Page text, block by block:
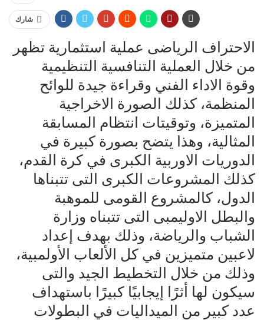
شارك
الاحتراف الرياضى عملية استثمارية تظهر
من خلال العملية التنافسية التنظيمية
وقوة الاداء الفني وقراءة جيدة للوائح
المنظمة، كذلك الصورة الاخراجية
المتميزة، وتوقيتات انتظام المسابقة
المثالية، وهذا يتضح بصورة كبيرة في
الدوريات الاوربية الكبرى في كرة القدم،
كذلك المشروعات الكبرى التى تتبناها
الدول، كالمشروع القومى للموهبة
والبطل الاوليمبى التى تتبناه وزارة
الشباب والرياضة، وذلك بهدف إعداد
لاعبين متميزين في كل الألعاب الأولمبية،
وذلك من خلال التخطيط الجيد والتى
سيكون لها أثرًا إيجابيًا كبيرًا باستهداف
عدد كبير من الميداليات في البطولات